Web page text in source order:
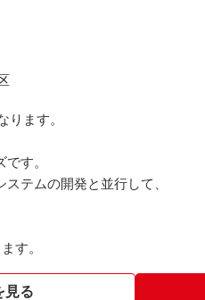
ります。
す。
テムの開発と並行して、
す。
見る